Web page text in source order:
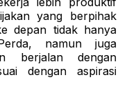
yang berpihak
depan tidak hanya
namun juga
berjalan dengan
dengan aspirasi